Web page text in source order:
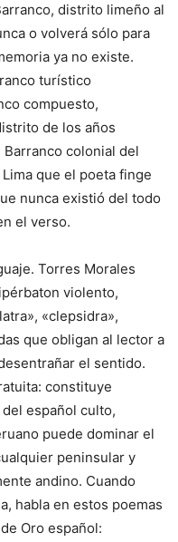
distrito limeño al
o volverá sólo para
ya no existe.
turístico
compuesto,
de los años
colonial del
que el poeta finge
nunca existió del todo
el verso.
Torres Morales
violento,
«clepsidra»,
que obligan al lector a
el sentido.
constituye
español culto,
puede dominar el
peninsular y
andino. Cuando
habla en estos poemas
Oro español: